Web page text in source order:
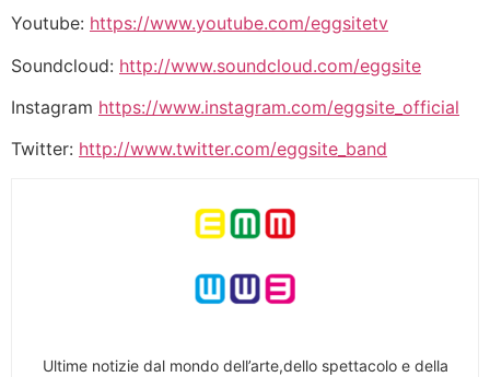
Youtube: https://www.youtube.com/eggsitetv
Soundcloud: http://www.soundcloud.com/eggsite
Instagram https://www.instagram.com/eggsite_official
Twitter: http://www.twitter.com/eggsite_band
Ultime notizie dal mondo dell’arte,dello spettacolo e della